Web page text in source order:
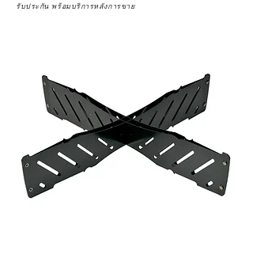
ได้รับการแต่งตั้งอย่างเป็นทางการ จะ
เป็นการให้คำแนะนำ การดูแลสินค้า
หรือการแก้ไขปัญหาที่อาจเกิดขึ้นใน
อนาคต
ก่อนตัดสินใจซื้อสินค้า เราอยาก
แนะนำให้คุณสอบถามทุกครั้งว่า ร้าน
ค้าที่คุณกำลังเลือกซื้อนั้น มีการรับ
ประกันสินค้าจากตัวแทนจำหน่าย
รับประกัน พร้อมบริการหลังการขาย